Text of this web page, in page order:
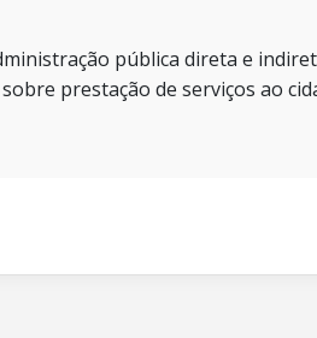
pública direta e
prestação de serviços ao